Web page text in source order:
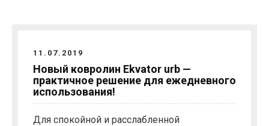
11.07.2019
Новый ковролин Ekvator urb —
практичное решение для ежедневного
использования!
Для спокойной и расслабленной